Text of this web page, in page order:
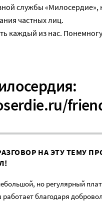
службы «Милосердие»,
частных лиц.
каждый из нас.
НА ЭТУ ТЕМУ
но регулярный
благодаря